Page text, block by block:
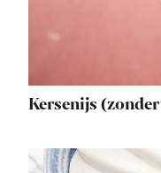
Kersenijs